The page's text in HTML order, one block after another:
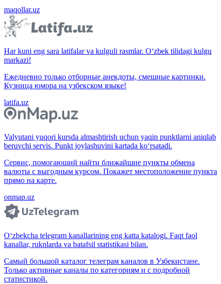
maqollar.uz
Har kuni eng sara latifalar va kulguli rasmlar. O‘zbek tilidagi kulgu
markazi!
Ежедневно только отборные анекдоты, смешные картинки.
Кузница юмора на узбекском языке!
latifa.uz
Valyutani yuqori kursda almashtirish uchun yaqin punktlarni aniqlab
beruvchi servis. Punkt joylashuvini kartada ko‘rsatadi.
Сервис, помогающий найти ближайшие пункты обмена
валюты с выгодным курсом. Покажет местоположение пункта
прямо на карте.
onmap.uz
O‘zbekcha telegram kanallarining eng katta katalogi. Faqt faol
kanallar, ruknlarda va batafsil statistikasi bilan.
Самый большой каталог телеграм каналов в Узбекистане.
Только активные каналы по категориям и с подробной
статистикой.